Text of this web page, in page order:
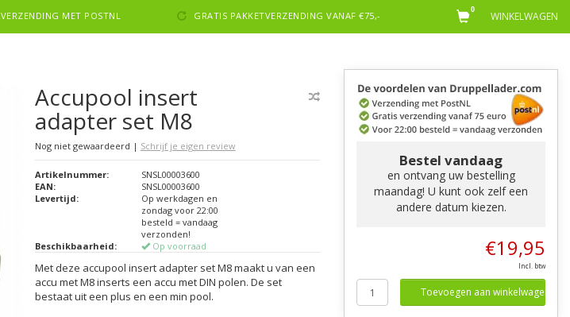
VERZENDING MET POSTNL GRATIS PAKKETVERZENDING VANAF €75,- WINKELWAGEN
0
Accupool insert
adapter set M8
Nog niet gewaardeerd | Schrijf je eigen review
Artikelnummer:
SNSL00003600
EAN:
SNSL00003600
Levertijd:
Op werkdagen en
zondag voor 22:00
besteld = vandaag
verzonden!
Beschikbaarheid:
Op voorraad
Met deze accupool insert adapter set M8 maakt u van een
accu met M8 inserts een accu met DIN polen. De set
bestaat uit een plus en een min pool.
Bestel vandaag
en ontvang uw bestelling
maandag! U kunt ook zelf een
andere datum kiezen.
€19,95
Incl. btw
Toevoegen aan winkelwagen